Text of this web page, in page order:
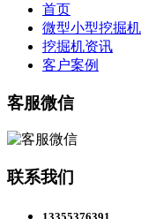
首页
微型小型挖掘机
挖掘机资讯
客户案例
客服微信
联系我们